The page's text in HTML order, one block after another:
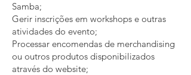
Samba;
Gerir inscrições em workshops e outras
atividades do evento;
Processar encomendas de merchandising
ou outros produtos disponibilizados
através do website;